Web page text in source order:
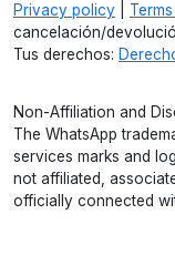
Privacy policy
cancelación/
Tus derechos:
Non-Affiliation and
The WhatsApp
services marks and
not affiliated,
officially connected